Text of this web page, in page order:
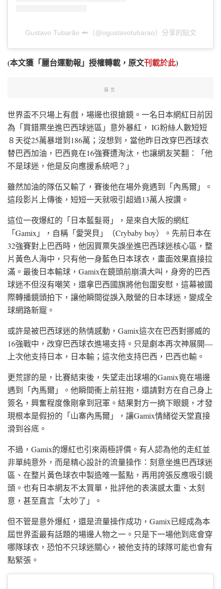
Gustavo Tubarão 🦈（@ogustavotubarao）分享的貼文
(本文獲「麗台運動報」授權轉載，原文刊載於此)
廣告
世界盃不只場上有戲，場邊也很搶鏡。一名日本網紅日前因
為「買錯票坐進巴西球迷區」意外暴紅， IG粉絲人數短短
８天從25萬暴增到186萬；沒想到，當他昨日改穿巴西球衣
替巴西加油，巴西竟在16強賽遭淘汰，也讓網友笑翻：「他
不是球迷，他是反向應援系統吧？」
雖然加油的隊伍又輸了，賽後他在場外竟遇到「內馬爾」。
這段影片上傳後，短短一天就吸引超過13萬人按讚。
這位一夜爆紅的「日本藍髮哥」，是來自大阪的網紅
「Gamix」，自稱「愛哭貝」（Crybaby boy）。先前日本在
32強賽對上巴西時，他因買票失誤坐進巴西球迷核心區，整
片黃色人海中，只有他一身藍色日本球衣，畫面效果直接拉
滿。最後日本輸球，Gamix在鏡頭前崩潰大叫，身旁的巴西
球迷不但沒有嘲笑，還拿巴西國旗將他包圍安慰，這幕被國
際轉播鏡頭拍下，讓他瞬間從誤入敵營的日本球迷，變成全
球網路新寵。
或許是被巴西球迷的熱情感動，Gamix這次在巴西對挪威的
16強戰中，改穿巴西球衣進場支持。只是劇本再次神展開—
上次他支持日本，日本輸；這次他支持巴西，巴西也輸。
更荒謬的是，比賽結束後，失望走出球場的Gamix竟在場邊
遇到「內馬爾」。他瞬間衝上前狂抱，還請對方在自己身上
簽名，興奮程度像剛拿到冠軍。結果對方一摘下眼鏡，才發
現根本是假扮的「山寨內馬爾」，讓Gamix情緒從天堂直接
滑到谷底。
不過，Gamix的爆紅也引來兩極評價。有人認為他的走紅並
非單純意外，而是精心設計的流量操作：刻意坐進巴西球迷
區、在整片黃色球衣中製造唯一藍點，再用誇張反應吸引鏡
頭。也有日本網友不太買單，批評他的表演感太重、太刻
意，甚至直言「太吵了」。
但不管是意外爆紅，還是流量操作成功，Gamix已經成為本
屆世界盃最有話題的場邊人物之一。只是下一場他到底會穿
哪隊球衣，恐怕不只球迷關心，被他支持的球隊可能也會有
點緊張。